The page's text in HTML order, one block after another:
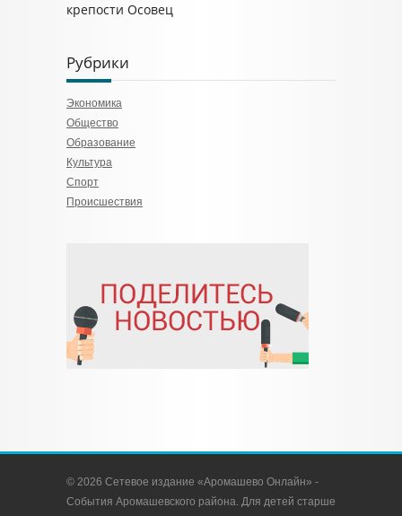
крепости Осовец
Рубрики
Экономика
Общество
Образование
Культура
Спорт
Происшествия
© 2026 Сетевое издание «Аромашево Онлайн» -
События Аромашевского района. Для детей старше